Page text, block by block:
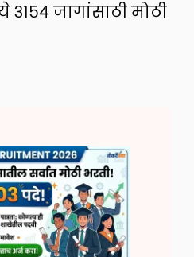
३१५४ जागांसाठी मोठी